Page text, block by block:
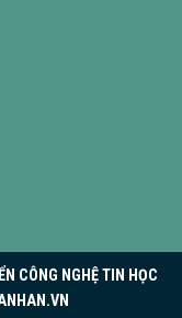
CÔNG NGHỆ TIN HỌC